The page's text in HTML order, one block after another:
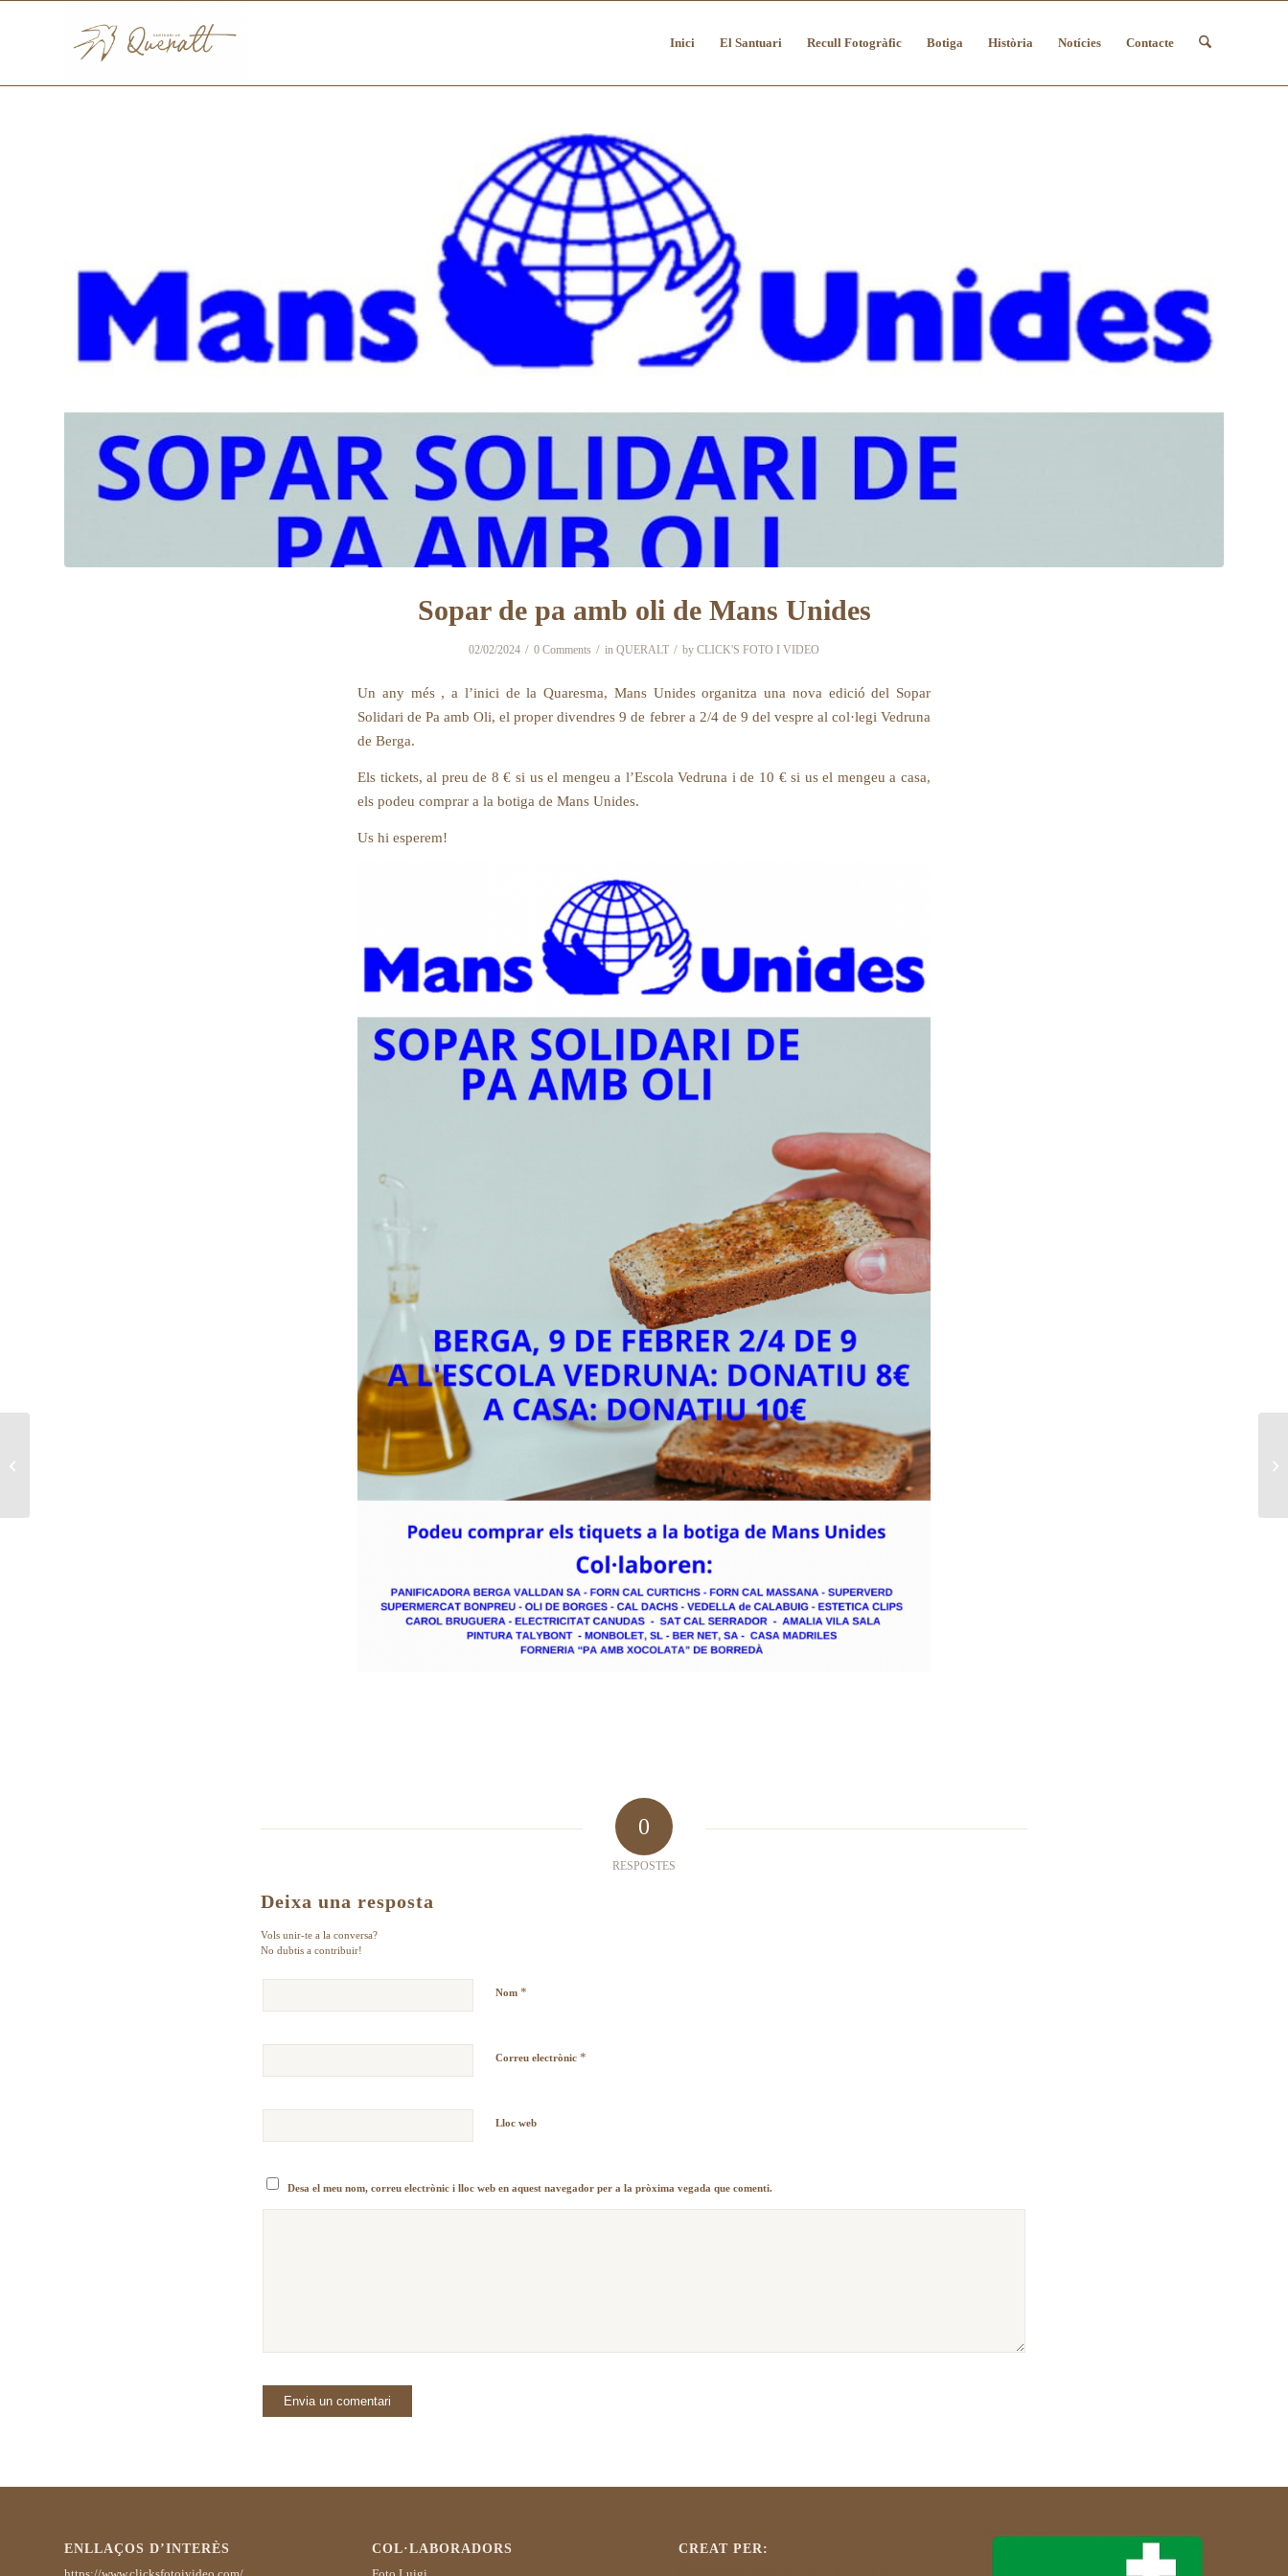
Inici El Santuari Recull Fotogràfic Botiga Història Notícies Contacte
Sopar de pa amb oli de Mans Unides
02/02/2024 / 0 Comments / in QUERALT / by CLICK'S FOTO I VIDEO
Un any més , a l’inici de la Quaresma, Mans Unides organitza una nova edició del Sopar
Solidari de Pa amb Oli, el proper divendres 9 de febrer a 2/4 de 9 del vespre al col·legi Vedruna
de Berga.
Els tickets, al preu de 8 € si us el mengeu a l’Escola Vedruna i de 10 € si us el mengeu a casa,
els podeu comprar a la botiga de Mans Unides.
Us hi esperem!
0
RESPOSTES
Deixa una resposta
Vols unir-te a la conversa?
No dubtis a contribuir!
Nom *
Correu electrònic *
Lloc web
Desa el meu nom, correu electrònic i lloc web en aquest navegador per a la pròxima vegada que comenti.
ENLLAÇOS D’INTERÈS COL·LABORADORS CREAT PER: